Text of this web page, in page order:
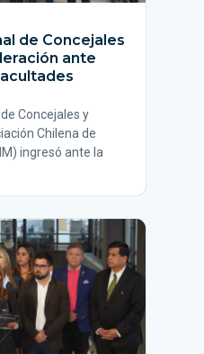
de Concejales
ante
Concejales y
Chilena de
ingresó ante la